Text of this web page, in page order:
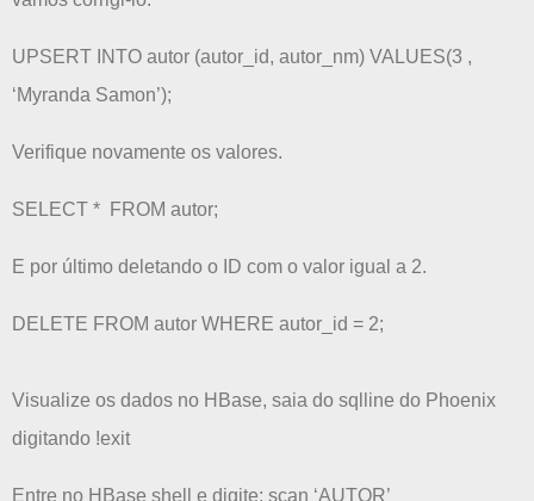
UPSERT INTO autor (autor_id, autor_nm) VALUES(3 ,
‘Myranda Samon’);
Verifique novamente os valores.
SELECT * FROM autor;
E por último deletando o ID com o valor igual a 2.
DELETE FROM autor WHERE autor_id = 2;
Visualize os dados no HBase, saia do sqlline do Phoenix
digitando !exit
Entre no HBase shell e digite: scan ‘AUTOR’